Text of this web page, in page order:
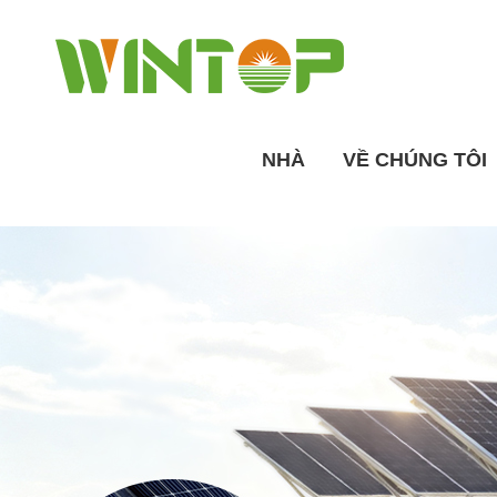
NHÀ VỀ CHÚNG TÔI